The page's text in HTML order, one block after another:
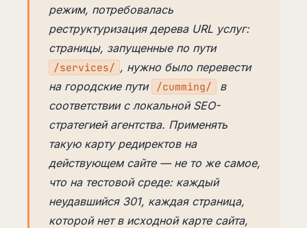
режим, потребовалась
реструктуризация дерева URL услуг:
страницы, запущенные по пути
/services/ , нужно было перевести
на городские пути
/cumming/
в
соответствии с локальной SEO-
стратегией агентства. Применять
такую карту редиректов на
действующем сайте — не то же самое,
что на тестовой среде: каждый
неудавшийся 301, каждая страница,
которой нет в исходной карте сайта,